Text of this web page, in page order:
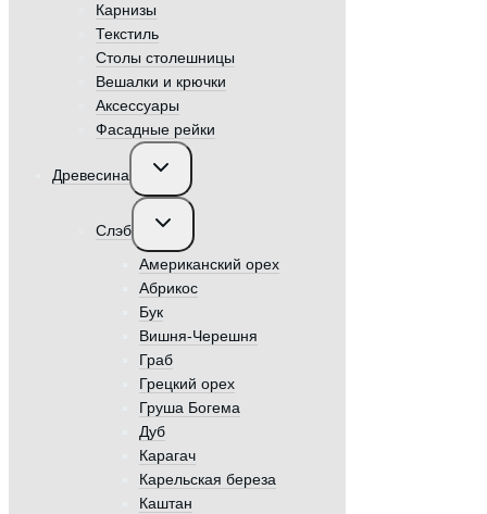
Карнизы
Текстиль
Столы столешницы
Вешалки и крючки
Аксессуары
Фасадные рейки
Древесина
Переключить
дочернее
Слэб
Переключить
дочернее
Американский орех
Абрикос
Бук
Вишня-Черешня
Граб
Грецкий орех
Груша Богема
Дуб
Карагач
Карельская береза
Каштан